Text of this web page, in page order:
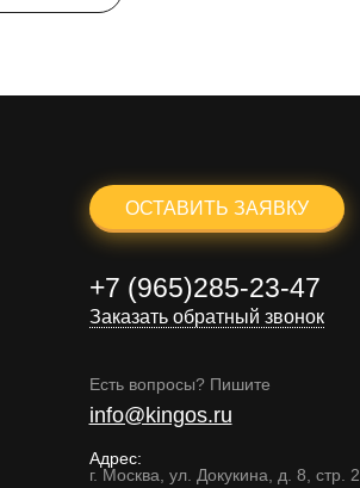
ОСТАВИТЬ ЗАЯВКУ
+7 (965)285-23-47
Заказать обратный звонок
Есть вопросы? Пишите
info@kingos.ru
Адрес:
г. Москва, ул. Докукина, д. 8, стр. 2